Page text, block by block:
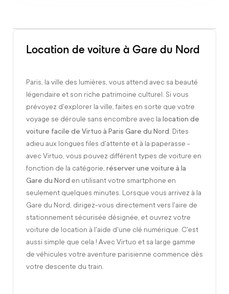
Location de voiture à Gare du Nord
Paris, la ville des lumières, vous attend avec sa beauté
légendaire et son riche patrimoine culturel. Si vous
prévoyez d'explorer la ville, faites en sorte que votre
voyage se déroule sans encombre avec la location de
voiture facile de Virtuo à Paris Gare du Nord. Dites
adieu aux longues files d'attente et à la paperasse -
avec Virtuo, vous pouvez différent types de voiture en
fonction de la catégorie, réserver une voiture à la
Gare du Nord en utilisant votre smartphone en
seulement quelques minutes. Lorsque vous arrivez à la
Gare du Nord, dirigez-vous directement vers l'aire de
stationnement sécurisée désignée, et ouvrez votre
voiture de location à l'aide d'une clé numérique. C'est
aussi simple que cela ! Avec Virtuo et sa large gamme
de véhicules votre aventure parisienne commence dès
votre descente du train.